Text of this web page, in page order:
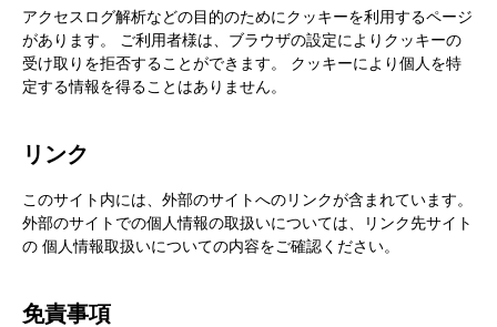
アクセスログ解析などの目的のためにクッキーを利用するページ
があります。 ご利用者様は、ブラウザの設定によりクッキーの
受け取りを拒否することができます。 クッキーにより個人を特
定する情報を得ることはありません。​
リンク​
このサイト内には、外部のサイトへのリンクが含まれています。
外部のサイトでの個人情報の取扱いについては、リンク先サイト
の 個人情報取扱いについての内容をご確認ください。​
免責事項​